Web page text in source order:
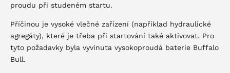
proudu při studeném startu.
Příčinou je vysoké vlečné zařízení (například hydraulické
agregáty), které je třeba při startování také aktivovat. Pro
tyto požadavky byla vyvinuta vysokoproudá baterie Buffalo
Bull.